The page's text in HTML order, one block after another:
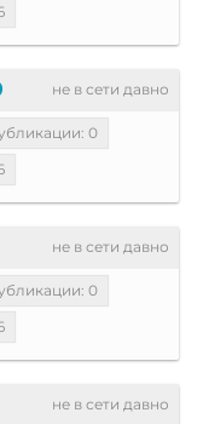
не в сети давно
0
не в сети давно
0
не в сети давно